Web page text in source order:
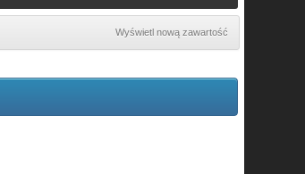
Wyświetl nową zawartość